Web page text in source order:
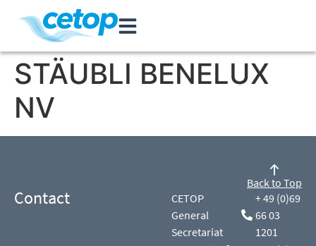
STÄUBLI BENELUX
NV
Contact
CETOP
General
Secretariat
+ 49 (0)69
66 03
1201
Back to Top